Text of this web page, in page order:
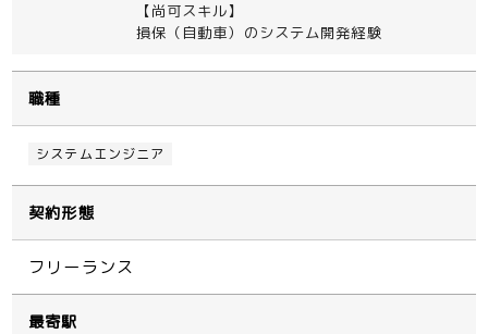
【尚可スキル】
損保（自動車）のシステム開発経験
職種
システムエンジニア
契約形態
フリーランス
最寄駅